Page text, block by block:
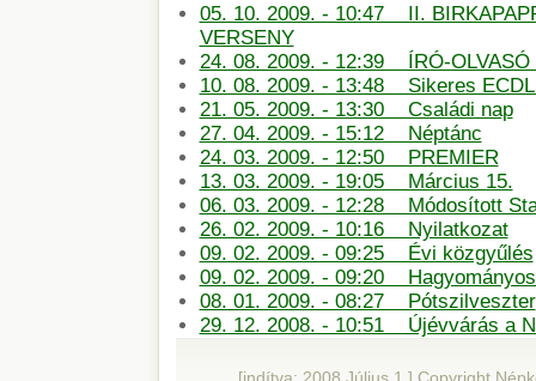
05. 10. 2009. - 10:47 II.
VERSENY
24. 08. 2009. - 12:39 ÍRÓ-OLVASÓ
10. 08. 2009. - 13:48 Sikeres ECDL
21. 05. 2009. - 13:30 Családi nap
27. 04. 2009. - 15:12 Néptánc
24. 03. 2009. - 12:50 PREMIER
13. 03. 2009. - 19:05 Március 15.
06. 03. 2009. - 12:28 Módosított
26. 02. 2009. - 10:16 Nyilatkozat
09. 02. 2009. - 09:25 Évi közgyűlés
09. 02. 2009. - 09:20
08. 01. 2009. - 08:27 Pótszilveszter
29. 12. 2008. - 10:51 Újévvárás a